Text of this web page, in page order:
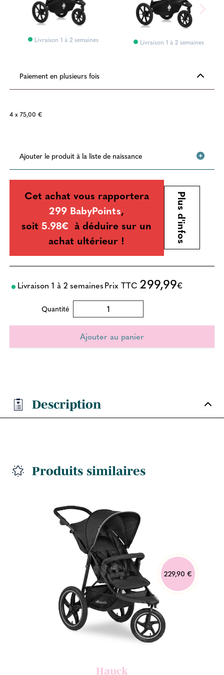
Livraison 1 à 2 semaines Livraison 1 à 2 semaines
Paiement en plusieurs fois
4 x 75,00 €
Ajouter le produit à la liste de naissance
Cet achat vous rapportera
299 BabyPoints,
soit5.98€ à déduire sur un
achat ultérieur !
Plus d'infos
Livraison 1 à 2 semainesPrix TTC 299,99€
Quantité
Description
Produits similaires
229,90 €
Hauck